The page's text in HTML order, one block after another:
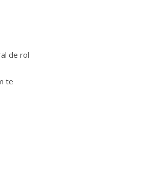
de rol
te